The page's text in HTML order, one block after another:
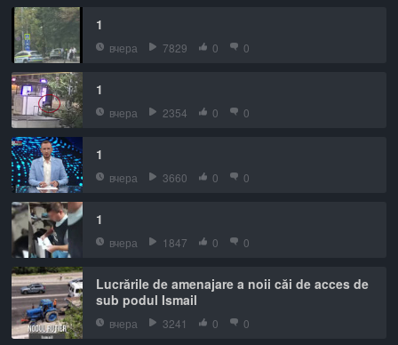
1
вчера 7829 0 0
1
вчера 2354 0 0
1
вчера 3660 0 0
1
вчера 1847 0 0
Lucrările de amenajare a noii căi de acces de
sub podul Ismail
вчера 3241 0 0